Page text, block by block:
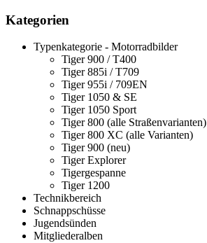
Kategorien
Typenkategorie - Motorradbilder
Tiger 900 / T400
Tiger 885i / T709
Tiger 955i / 709EN
Tiger 1050 & SE
Tiger 1050 Sport
Tiger 800 (alle Straßenvarianten)
Tiger 800 XC (alle Varianten)
Tiger 900 (neu)
Tiger Explorer
Tigergespanne
Tiger 1200
Technikbereich
Schnappschüsse
Jugendsünden
Mitgliederalben